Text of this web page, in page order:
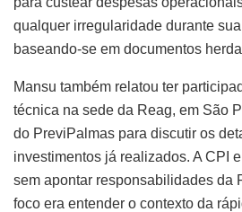
qualquer irregularidade durante
baseando-se em documentos
Mansu também relatou ter
técnica na sede da Reag, em São
do PreviPalmas para discutir os
investimentos já realizados. A CPI
sem apontar responsabilidades da
foco era entender o contexto da